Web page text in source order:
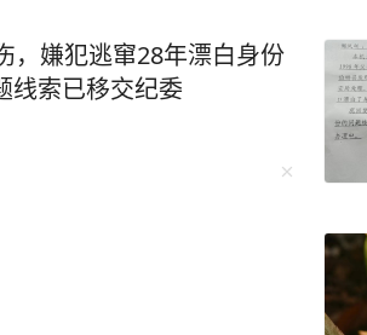
，嫌犯逃窜28年漂白身份
线索已移交纪委